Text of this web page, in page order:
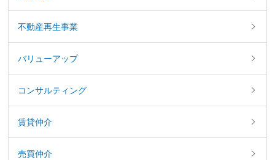
不動産再生事業
バリューアップ
コンサルティング
賃貸仲介
売買仲介